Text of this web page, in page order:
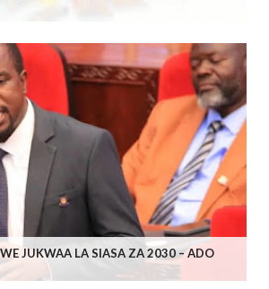
JUKWAA LA SIASA ZA 2030 – ADO